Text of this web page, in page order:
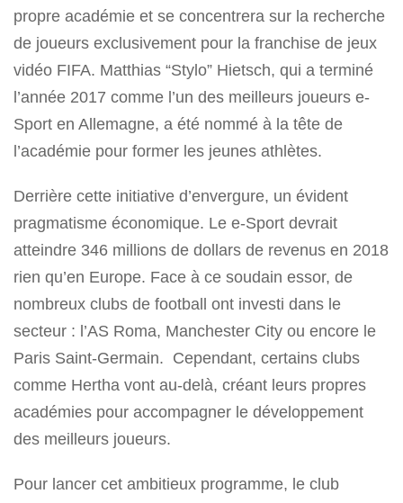
propre académie et se concentrera sur la recherche
de joueurs exclusivement pour la franchise de jeux
vidéo FIFA. Matthias “Stylo” Hietsch, qui a terminé
l’année 2017 comme l’un des meilleurs joueurs e-
Sport en Allemagne, a été nommé à la tête de
l’académie pour former les jeunes athlètes.
Derrière cette initiative d’envergure, un évident
pragmatisme économique. Le e-Sport devrait
atteindre 346 millions de dollars de revenus en 2018
rien qu’en Europe. Face à ce soudain essor, de
nombreux clubs de football ont investi dans le
secteur : l’AS Roma, Manchester City ou encore le
Paris Saint-Germain. Cependant, certains clubs
comme Hertha vont au-delà, créant leurs propres
académies pour accompagner le développement
des meilleurs joueurs.
Pour lancer cet ambitieux programme, le club